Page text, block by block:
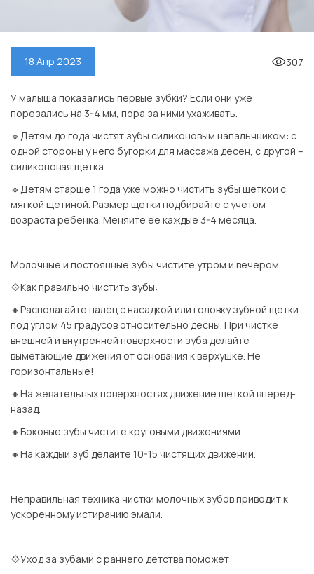
18 Апр 2023 307
У малыша показались первые зубки? Если они уже
порезались на 3-4 мм, пора за ними ухаживать.
🔹Детям до года чистят зубы силиконовым напальчником: с
одной стороны у него бугорки для массажа десен, с другой –
силиконовая щетка.
🔹Детям старше 1 года уже можно чистить зубы щеткой с
мягкой щетиной. Размер щетки подбирайте с учетом
возраста ребенка. Меняйте ее каждые 3-4 месяца.
Молочные и постоянные зубы чистите утром и вечером.
💠Как правильно чистить зубы:
🔸Располагайте палец с насадкой или головку зубной щетки
под углом 45 градусов относительно десны. При чистке
внешней и внутренней поверхности зуба делайте
выметающие движения от основания к верхушке. Не
горизонтальные!
🔸На жевательных поверхностях движение щеткой вперед-
назад.
🔸Боковые зубы чистите круговыми движениями.
🔸На каждый зуб делайте 10-15 чистящих движений.
Неправильная техника чистки молочных зубов приводит к
ускоренному истиранию эмали.
💠Уход за зубами с раннего детства поможет: